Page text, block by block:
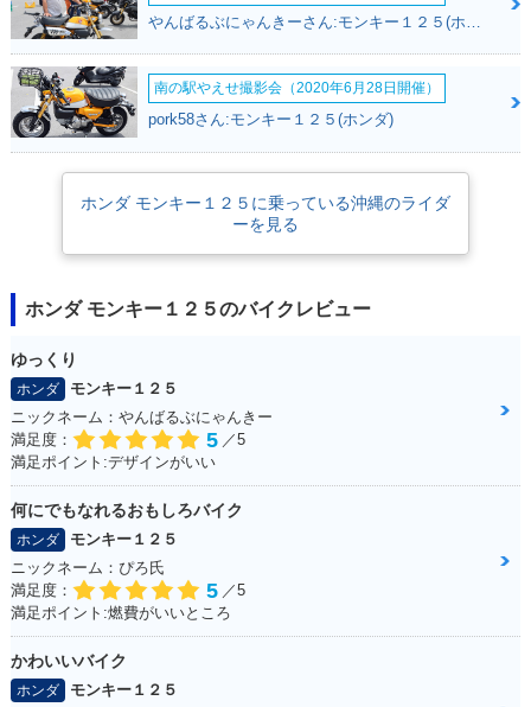
2018年 MONKEY12
5・新登場
MONKEY125・その
他
南の駅やえせ撮影会（2020年6月28日開催）
pork58さん:モンキー１２５(ホンダ)
ホンダ モンキー１２５に乗っている沖縄のライダ
ーを見る
ホンダ モンキー１２５のバイクレビュー
ゆっくり
ホンダ
モンキー１２５
ニックネーム：やんばるぶにゃんきー
満足度：
5 ／5
満足ポイント:デザインがいい
何にでもなれるおもしろバイク
ホンダ
モンキー１２５
ニックネーム：ぴろ氏
満足度：
5 ／5
満足ポイント:燃費がいいところ
かわいいバイク
ホンダ
モンキー１２５